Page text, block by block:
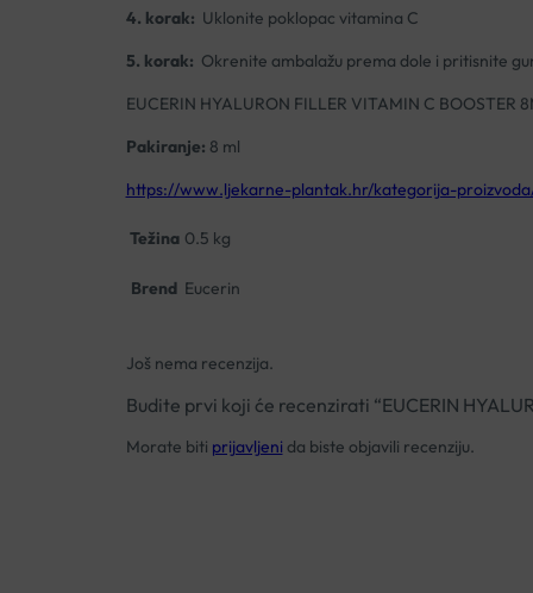
4. korak: Uklonite poklopac vitamina C
5. korak: Okrenite ambalažu prema dole i pritisnite
EUCERIN HYALURON FILLER VITAMIN C BOOSTER
Pakiranje: 8 ml
https://www.ljekarne-plantak.hr/kategorija-
Težina 0.5 kg
Brend Eucerin
Još nema recenzija.
Budite prvi koji će recenzirati “EUCERIN
Morate biti prijavljeni da biste objavili recenziju.